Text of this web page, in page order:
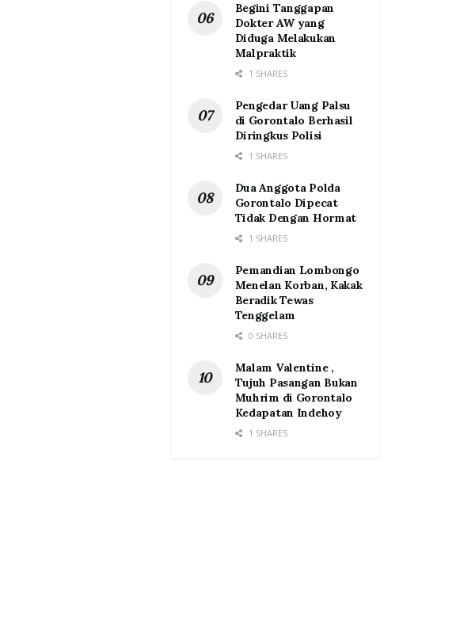
Begini Tanggapan
Dokter AW yang
Diduga Melakukan
Malpraktik
1 SHARES
Pengedar Uang Palsu
di Gorontalo Berhasil
Diringkus Polisi
1 SHARES
Dua Anggota Polda
Gorontalo Dipecat
Tidak Dengan Hormat
1 SHARES
Pemandian Lombongo
Menelan Korban, Kakak
Beradik Tewas
Tenggelam
0 SHARES
Malam Valentine ,
Tujuh Pasangan Bukan
Muhrim di Gorontalo
Kedapatan Indehoy
1 SHARES